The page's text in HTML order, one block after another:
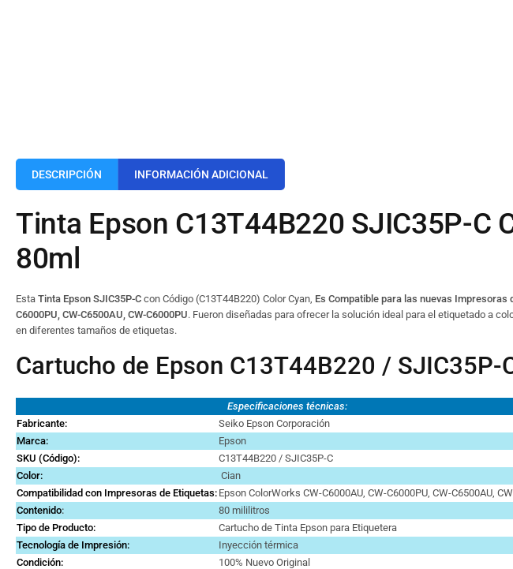
DESCRIPCIÓN INFORMACIÓN ADICIONAL
Tinta Epson C13T44B220 SJIC35P-C
80ml
Esta Tinta Epson SJIC35P-C con Código (C13T44B220) Color Cyan, Es Compatible para las nuevas Impresoras
C6000PU, CW-C6500AU, CW-C6000PU. Fueron diseñadas para ofrecer la solución ideal para el etiquetado a
en diferentes tamaños de etiquetas.
Cartucho de Epson C13T44B220 / SJIC35P-
Especificaciones técnicas:
Fabricante:
Seiko Epson Corporación
Marca:
Epson
SKU (Código):
C13T44B220 / SJIC35P-C
Color:
Cian
Compatibilidad con Impresoras de Etiquetas: Epson ColorWorks CW-C6000AU, CW-C6000PU, CW-C6500AU,
Contenido:
80 mililitros
Tipo de Producto:
Cartucho de Tinta Epson para Etiquetera
Tecnología de Impresión:
Inyección térmica
Condición:
100% Nuevo Original